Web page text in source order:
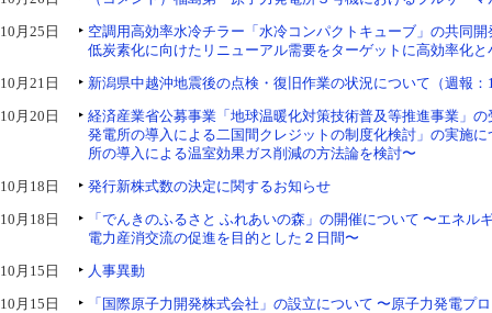
10月25日
空調用高効率水冷チラー「水冷コンパクトキューブ」の共同
低炭素化に向けたリニューアル需要をターゲットに高効率化
10月21日
新潟県中越沖地震後の点検・復旧作業の状況について（週報：
10月20日
経済産業省公募事業「地球温暖化対策技術普及等推進事業」
発電所の導入による二国間クレジットの制度化検討」の実施
所の導入による温室効果ガス削減の方法論を検討〜
10月18日
発行新株式数の決定に関するお知らせ
10月18日
「でんきのふるさと ふれあいの森」の開催について 〜エネル
電力産消交流の促進を目的とした２日間〜
10月15日
人事異動
10月15日
「国際原子力開発株式会社」の設立について 〜原子力発電プ